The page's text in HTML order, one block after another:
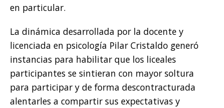
en particular.
La dinámica desarrollada por la docente y
licenciada en psicología Pilar Cristaldo generó
instancias para habilitar que los liceales
participantes se sintieran con mayor soltura
para participar y de forma descontracturada
alentarles a compartir sus expectativas y